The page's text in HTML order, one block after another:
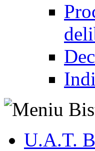
U.A.T.